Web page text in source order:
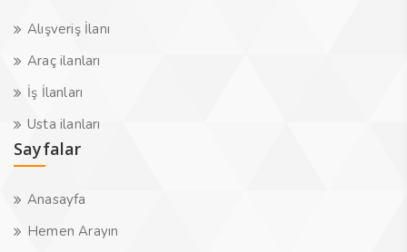
Alışveriş İlanı
Araç ilanları
İş İlanları
Usta ilanları
Sayfalar
Anasayfa
Hemen Arayın